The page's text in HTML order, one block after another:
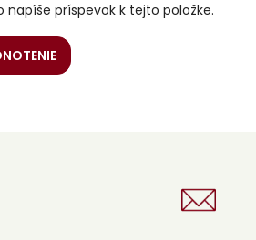
napíše príspevok k tejto položke.